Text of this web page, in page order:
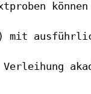
können